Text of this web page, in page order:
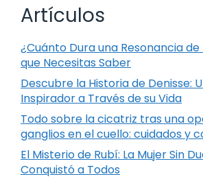
Artículos
¿Cuánto Dura una Resonancia de
que Necesitas Saber
Descubre la Historia de Denisse:
Inspirador a Través de su Vida
Todo sobre la cicatriz tras una
ganglios en el cuello: cuidados y
El Misterio de Rubí: La Mujer Sin
Conquistó a Todos